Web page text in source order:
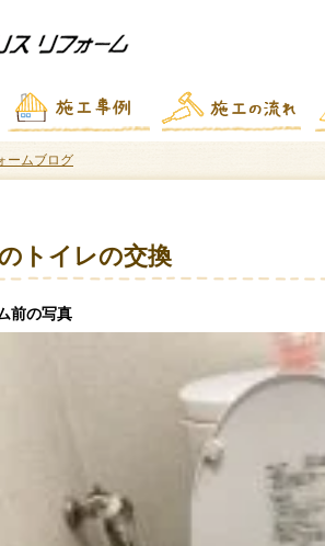
ームブログ
トイレの交換
前の写真